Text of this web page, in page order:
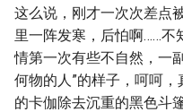
这么说，刚才一次次差点
里一阵发寒，后怕啊……不
情第一次有些不自然，一
何物的人”的样子，呵呵
的卡伽除去沉重的黑色斗